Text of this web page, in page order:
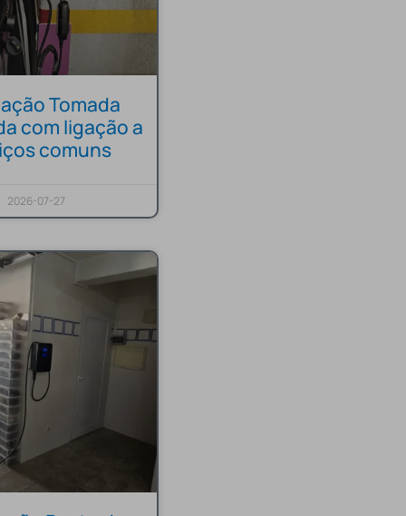
Tomada
com ligação a
comuns
2026-07-27